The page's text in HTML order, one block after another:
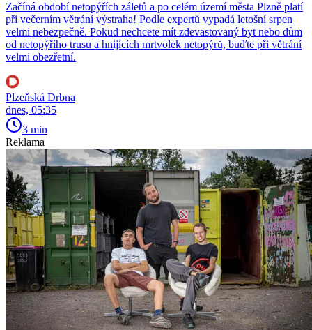
Začíná období netopýřích záletů a po celém území města Plzně platí
při večerním větrání výstraha! Podle expertů vypadá letošní srpen
velmi nebezpečně. Pokud nechcete mít zdevastovaný byt nebo dům
od netopýřího trusu a hnijících mrtvolek netopýrů, buďte při větrání
velmi obezřetní.
Plzeňská Drbna
dnes, 05:35
3 min
Reklama